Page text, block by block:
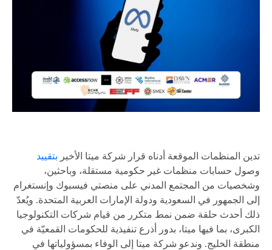
تدين المنظمات الموقعة أدناه قرار شركة ميتا الأخير بتقييد
وصول حسابات منظمات غير حكومية مستقلة، وباحثين،
وشخصيات من المجتمع المدني على منصتي فيسبوك وإنستغرام
إلى الجمهور في السعودية ودولة الإمارات العربية المتحدة. ويُعدّ
ذلك أحدث حلقة ضمن نمط متكرر من قيام شركات التكنولوجيا
الكبرى، بما فيها ميتا، بدور أذرع تنفيذية للحكومات القمعيّة في
منطقة الخليج. وندعو شركة ميتا إلى الوفاء بمسؤولياتها في